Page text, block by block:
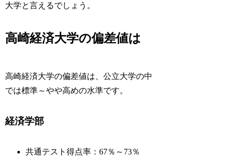
大学と言えるでしょう。
高崎経済大学の偏差値は
高崎経済大学の偏差値は、公立大学の中
では標準～やや高めの水準です。
経済学部
共通テスト得点率：67％～73％